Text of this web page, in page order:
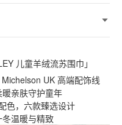
儿童羊绒流苏围巾」
UK 高端配饰线
亲肤守护童年
色，六款臻选设计
温暖与精致